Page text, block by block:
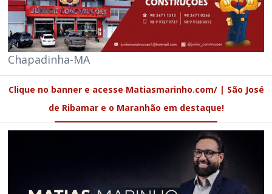
Chapadinha-MA
Clique no banner e acesse Matiasmarinho.com/ | São José
de Ribamar e o Maranhão em destaque!